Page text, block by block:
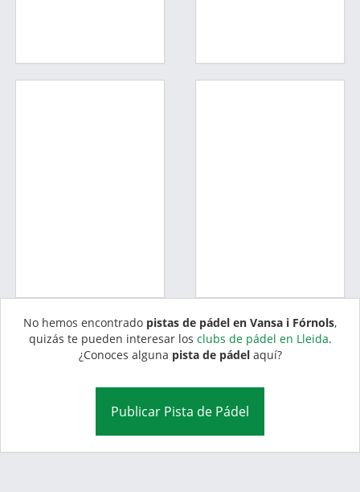
No hemos encontrado pistas de pádel en Vansa i Fórnols,
quizás te pueden interesar los clubs de pádel en Lleida.
¿Conoces alguna pista de pádelaquí?
Publicar Pista de Pádel